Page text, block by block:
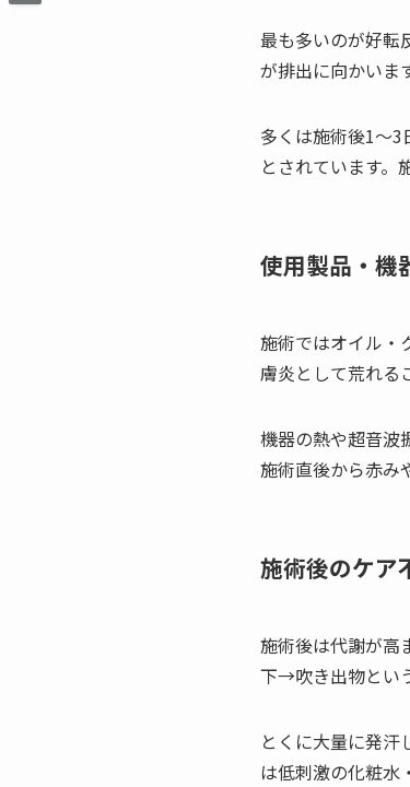
最も多いのが好転
が排出に向かいま
多くは施術後1〜3
とされています。
使用製品・機
施術ではオイル・
膚炎として荒れる
機器の熱や超音波
施術直後から赤み
施術後のケア
施術後は代謝が高
下→吹き出物とい
とくに大量に発汗
は低刺激の化粧水